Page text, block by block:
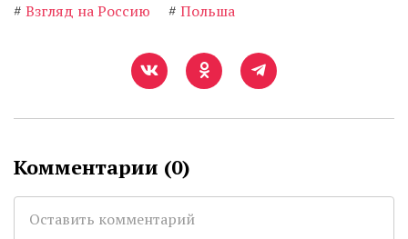
# Взгляд на Россию # Польша
Комментарии (0)